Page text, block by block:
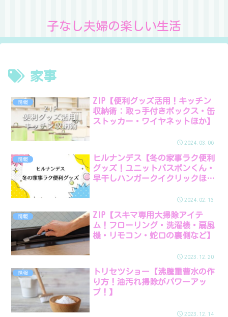
子なし夫婦の楽しい生活
家事
情報
ZIP【便利グッズ活用！キッチン
収納術：取っ手付きボックス・缶
ストッカー・ワイヤネットほか】
2024.03.06
情報
ヒルナンデス【冬の家事ラク便利
グッズ！ユニットバスボンくん・
早干しハンガークイクリックほ
2024.02.13
情報
ZIP【スキマ専用大掃除アイテ
ム！フローリング・洗濯機・扇風
機・リモコン・蛇口の裏側など】
2023.12.20
情報
トリセツショー【沸騰重曹水の作
り方！油汚れ掃除がパワーアッ
プ！】
2023.12.14